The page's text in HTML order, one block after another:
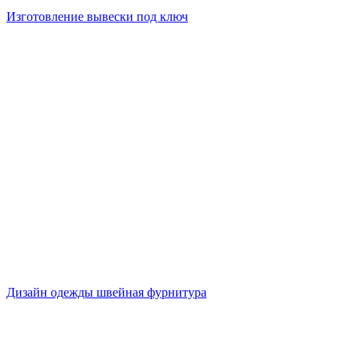
Изготовление вывески под ключ
Дизайн одежды швейная фурнитура